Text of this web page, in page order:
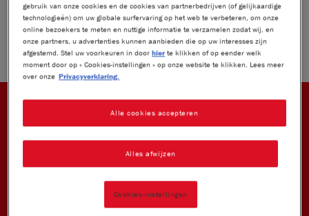
Product weight: 3x41.5g
KITKAT UNIEKE SMAAK EN TECHNOLOGIE
gebruik van onze cookies en de cookies van partnerbedrijven (of gelijkaardige
technologieën) om uw globale surfervaring op het web te verbeteren, om onze
online bezoekers te meten en nuttige informatie te verzamelen zodat wij, en
onze partners, u advertenties kunnen aanbieden die op uw interesses zijn
afgestemd. Stel uw voorkeuren in doorhier te klikken of op eender welk
moment door op « Cookies-instellingen » op onze website te klikken. Lees meer
over onze Privacyverklaring.
Alles afwijzen
Alle cookies accepteren
Cookies-instellingen